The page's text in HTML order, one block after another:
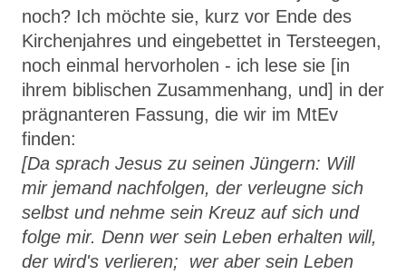
noch? Ich möchte sie, kurz vor Ende des
Kirchenjahres und eingebettet in Tersteegen,
noch einmal hervorholen - ich lese sie [in
ihrem biblischen Zusammenhang, und] in der
prägnanteren Fassung, die wir im MtEv
finden:
[Da sprach Jesus zu seinen Jüngern: Will
mir jemand nachfolgen, der verleugne sich
selbst und nehme sein Kreuz auf sich und
folge mir. Denn wer sein Leben erhalten will,
der wird's verlieren; wer aber sein Leben